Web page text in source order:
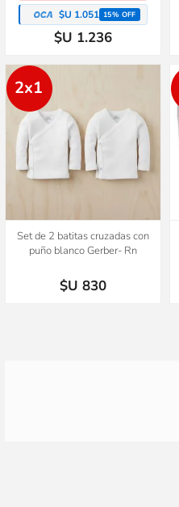
$U 1.051 15% OFF
$U 1.236
2x1
Set de 2 batitas cruzadas con
puño blanco Gerber- Rn
$U 830